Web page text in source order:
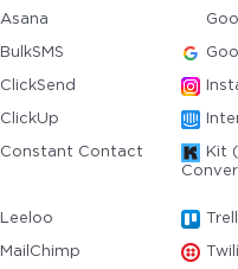
Asana
BulkSMS
ClickSend
ClickUp
Constant Contact
Kit
Leeloo
MailChimp